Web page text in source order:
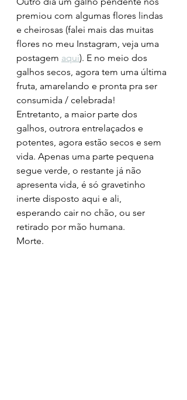
premiou com algumas flores lindas
e cheirosas (falei mais das muitas
flores no meu Instagram, veja uma
postagem aqui). E no meio dos
galhos secos, agora tem uma última
fruta, amarelando e pronta pra ser
consumida / celebrada!
Entretanto, a maior parte dos
galhos, outrora entrelaçados e
potentes, agora estão secos e sem
vida. Apenas uma parte pequena
segue verde, o restante já não
apresenta vida, é só gravetinho
inerte disposto aqui e ali,
esperando cair no chão, ou ser
retirado por mão humana.
Morte.